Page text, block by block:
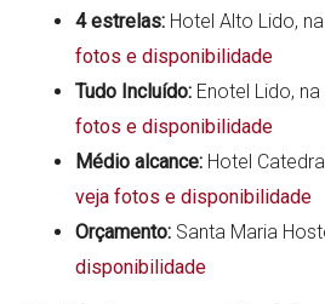
4 estrelas: Hotel Alto Lido,
fotos e disponibilidade
Tudo Incluído: Enotel Lido,
fotos e disponibilidade
Médio alcance: Hotel
veja fotos e disponibilidade
Orçamento: Santa Maria
disponibilidade